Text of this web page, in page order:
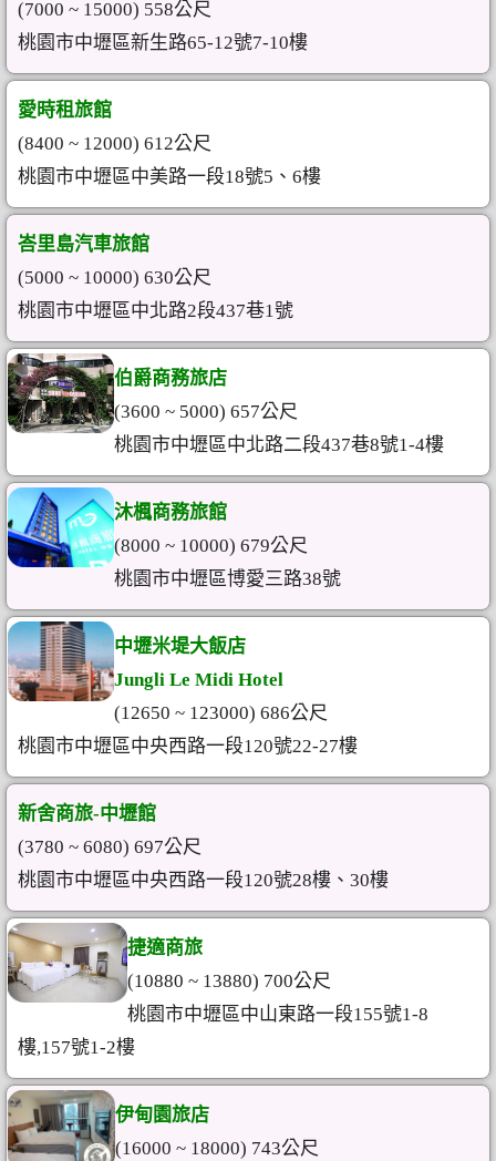
(7000 ~ 15000) 558公尺
桃園市中壢區新生路65-12號7-10樓
愛時租旅館
(8400 ~ 12000) 612公尺
桃園市中壢區中美路一段18號5、6樓
峇里島汽車旅館
(5000 ~ 10000) 630公尺
桃園市中壢區中北路2段437巷1號
伯爵商務旅店
(3600 ~ 5000) 657公尺
桃園市中壢區中北路二段437巷8號1-4樓
沐楓商務旅館
(8000 ~ 10000) 679公尺
桃園市中壢區博愛三路38號
中壢米堤大飯店
Jungli Le Midi Hotel
(12650 ~ 123000) 686公尺
桃園市中壢區中央西路一段120號22-27樓
新舍商旅-中壢館
(3780 ~ 6080) 697公尺
桃園市中壢區中央西路一段120號28樓、30樓
捷適商旅
(10880 ~ 13880) 700公尺
桃園市中壢區中山東路一段155號1-8
樓,157號1-2樓
伊甸園旅店
(16000 ~ 18000) 743公尺